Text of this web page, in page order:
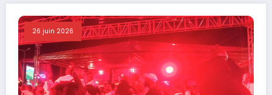
26 juin 2026